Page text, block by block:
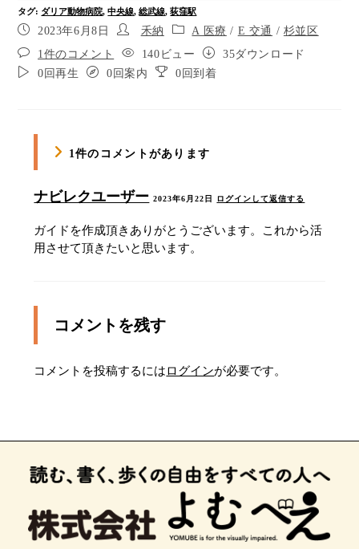
ポイント6
ポイント7
正面の横断歩道を渡り、１００メートルほどまっ
ん
ポイント11
右手のローソンの前を通過
この先、正面に地下道の階段があるので、歩道の
右側に寄って進みます
す
右手の古書ワルツの前を通過
タグ: ダリア動物病院, 中央線, 総武線, 荻窪駅
2023年6月8日 禾納 A 医療 / E 交通 / 杉並区
1件のコメント
140ビュー
35ダウンロード
0回再生
0回案内 0回到着
1件のコメントがあります
ナビレクユーザー 2023年6月22日 ログインして返信する
ガイドを作成頂きありがとうございます。これから活
用させて頂きたいと思います。
コメントを残す
コメントを投稿するにはログインが必要です。